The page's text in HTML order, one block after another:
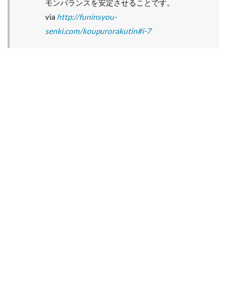
モンバランスを安定させることです。
via http://funinsyou-
senki.com/koupurorakutin#i-7